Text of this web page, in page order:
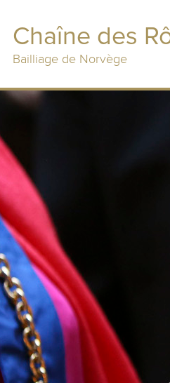
Chaîne des
Bailliage de Norvège